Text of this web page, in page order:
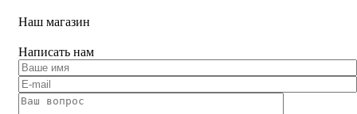
Наш магазин
Написать нам